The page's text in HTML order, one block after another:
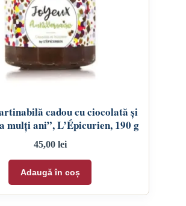
cadou cu ciocolată și
mulți ani”, L’Épicurien, 190 g
45,00 lei
Adaugă în coș